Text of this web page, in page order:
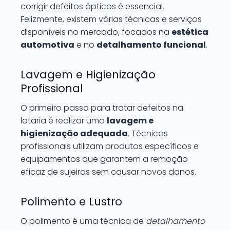
corrigir defeitos ópticos é essencial.
Felizmente, existem várias técnicas e serviços
disponíveis no mercado, focados na estética
automotiva e no detalhamento funcional.
Lavagem e Higienização
Profissional
O primeiro passo para tratar defeitos na
lataria é realizar uma lavagem e
higienização adequada. Técnicas
profissionais utilizam produtos específicos e
equipamentos que garantem a remoção
eficaz de sujeiras sem causar novos danos.
Polimento e Lustro
O polimento é uma técnica de detalhamento